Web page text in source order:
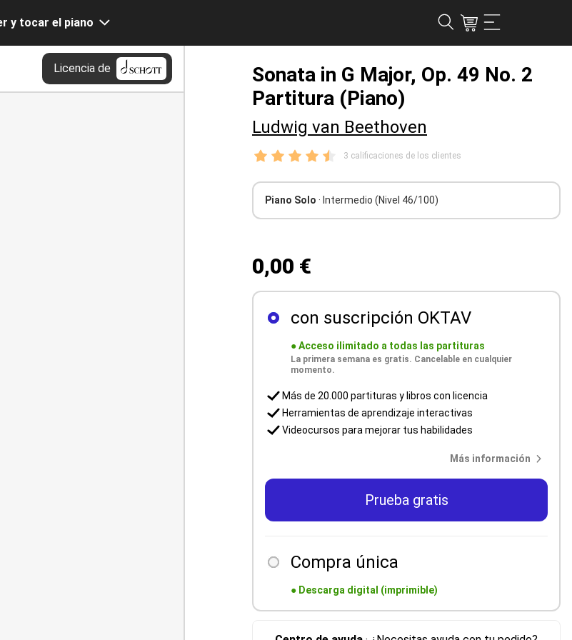
y tocar el piano
Licencia de
Sonata in G Major, Op. 49 No. 2
Partitura (Piano)
Ludwig van Beethoven
3 calificaciones de los clientes
Piano Solo · Intermedio (Nivel 46/100)
0,00 €
con suscripción OKTAV
●Acceso ilimitado a todas las partituras
La primera semana es gratis. Cancelable en cualquier
momento.
Más de 20.000 partituras y libros con licencia
Herramientas de aprendizaje interactivas
Videocursos para mejorar tus habilidades
Más información
Prueba gratis
Compra única
● Descarga digital (imprimible)